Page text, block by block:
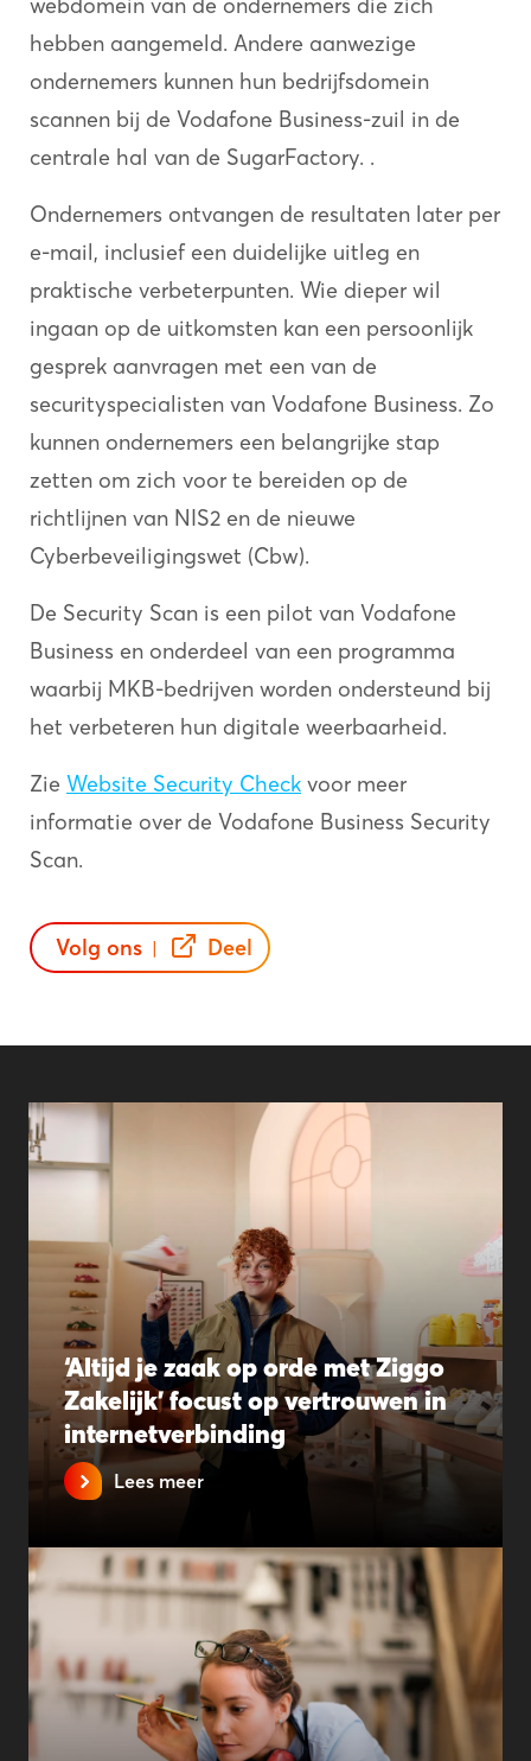
webdomein van de ondernemers die zich
hebben aangemeld. Andere aanwezige
ondernemers kunnen hun bedrijfsdomein
scannen bij de Vodafone Business-zuil in de
centrale hal van de SugarFactory. .
Ondernemers ontvangen de resultaten later per
e-mail, inclusief een duidelijke uitleg en
praktische verbeterpunten. Wie dieper wil
ingaan op de uitkomsten kan een persoonlijk
gesprek aanvragen met een van de
securityspecialisten van Vodafone Business. Zo
kunnen ondernemers een belangrijke stap
zetten om zich voor te bereiden op de
richtlijnen van NIS2 en de nieuwe
Cyberbeveiligingswet (Cbw).
De Security Scan is een pilot van Vodafone
Business en onderdeel van een programma
waarbij MKB-bedrijven worden ondersteund bij
het verbeteren hun digitale weerbaarheid.
Zie Website Security Check voor meer
informatie over de Vodafone Business Security
Scan.
Volg ons | Deel
‘Altijd je zaak op orde met Ziggo
Zakelijk’ focust op vertrouwen in
internetverbinding
Lees meer